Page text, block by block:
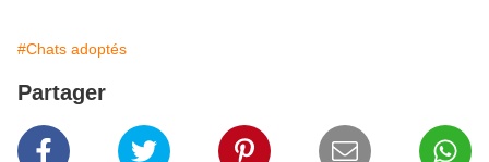
#Chats adoptés
Partager